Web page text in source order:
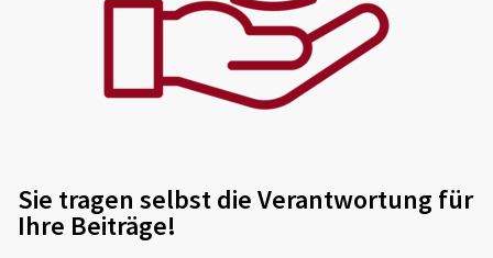
Sie tragen selbst die Verantwortung für
Ihre Beiträge!